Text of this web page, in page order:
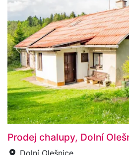
Prodej chalupy, Dolní